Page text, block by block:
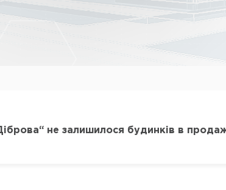
не залишилося будинків в